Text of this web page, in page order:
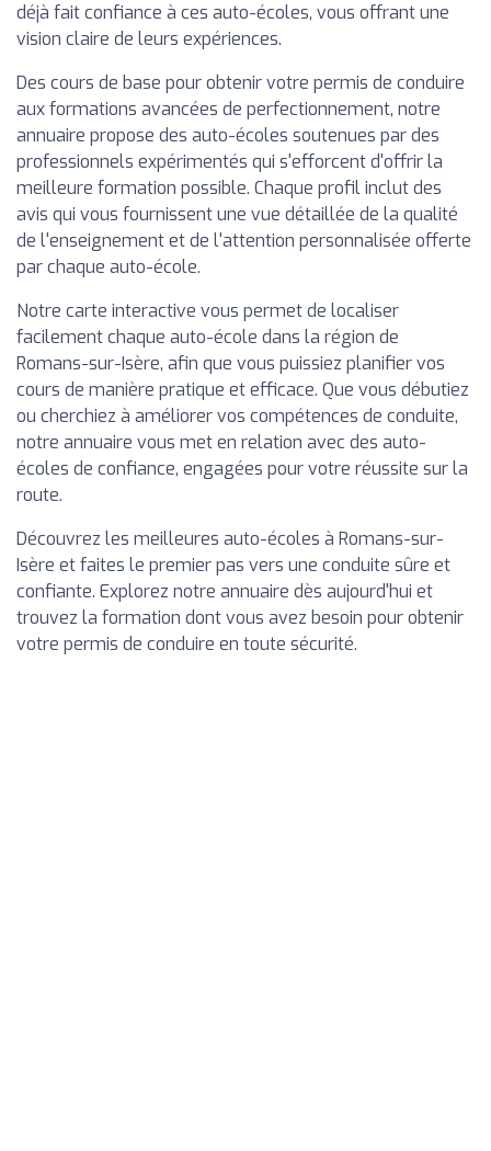
déjà fait confiance à ces auto-écoles, vous offrant une
vision claire de leurs expériences.
Des cours de base pour obtenir votre permis de conduire
aux formations avancées de perfectionnement, notre
annuaire propose des auto-écoles soutenues par des
professionnels expérimentés qui s'efforcent d'offrir la
meilleure formation possible. Chaque profil inclut des
avis qui vous fournissent une vue détaillée de la qualité
de l'enseignement et de l'attention personnalisée offerte
par chaque auto-école.
Notre carte interactive vous permet de localiser
facilement chaque auto-école dans la région de
Romans-sur-Isère, afin que vous puissiez planifier vos
cours de manière pratique et efficace. Que vous débutiez
ou cherchiez à améliorer vos compétences de conduite,
notre annuaire vous met en relation avec des auto-
écoles de confiance, engagées pour votre réussite sur la
route.
Découvrez les meilleures auto-écoles à Romans-sur-
Isère et faites le premier pas vers une conduite sûre et
confiante. Explorez notre annuaire dès aujourd'hui et
trouvez la formation dont vous avez besoin pour obtenir
votre permis de conduire en toute sécurité.